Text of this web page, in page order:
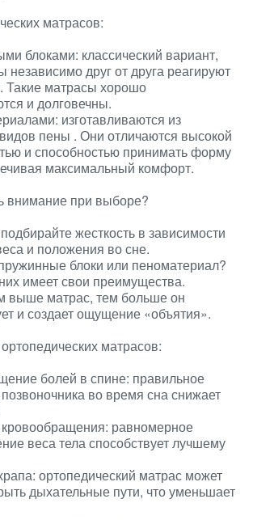
матрасов:
блоками: классический вариант,
независимо друг от друга реагируют
Такие матрасы хорошо
и долговечны.
изготавливаются из
пены . Они отличаются высокой
и способностью принимать форму
максимальный комфорт.
внимание при выборе?
жесткость в зависимости
и положения во сне.
блоки или пеноматериал?
имеет свои преимущества.
выше матрас, тем больше он
и создает ощущение «объятия».
матрасов:
болей в спине: правильное
во время сна снижает
равномерное
веса тела способствует лучшему
ортопедический матрас может
дыхательные пути, что уменьшает